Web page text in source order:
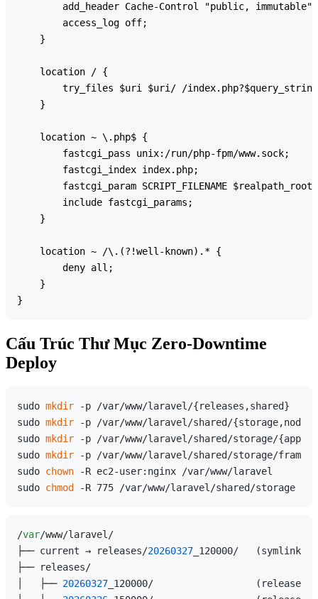
        add_header Cache-Control "public, immutable";
        access_log off;
    }
    location / {
try_files $uri $uri/ /
    }
    location ~ \.php$ {
        fastcgi_pass unix:/run/php-fpm/www.sock;
        fastcgi_index index.php;
fastcgi_param SCRIPT_FILENAME
        include fastcgi_params;
    }
    location ~ /\.(?!well-known).* {
        deny all;
    }
Cấu Trúc Thư Mục Zero-Downtime
Deploy
sudo mkdir -p /var/www/laravel/{releases,shared}
sudo mkdir -p /var/www/laravel/shared/
sudo mkdir -p /var/www/laravel/shared/storage/
sudo mkdir -p /var/www/laravel/shared/storage/
sudo chown -R ec2-user:nginx /var/www/laravel
sudo chmod
/var/www/laravel/
├── current → releases/20260327 _120000/   (symlink
├── releases/
│   ├── 20260327 _120000/                  (release